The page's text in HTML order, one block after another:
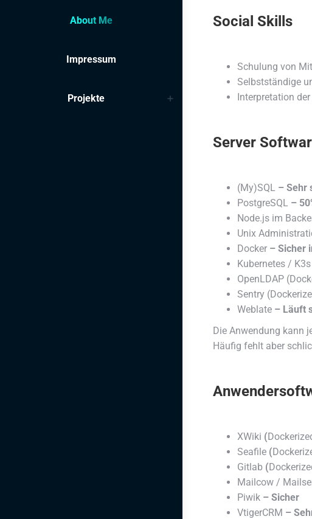
About Me
Impressum
Projekte
Social Skills
Schulung von
Selbstständige
Interpretation
Server
(My)SQL – Sehr
PostgreSQL –
Node.js im
Unix
Docker – Sicher
Kubernetes /
OpenLDAP
Sentry
Weblate – Läuft
Die Anwendung kann
Häufig fehlt aber
XWiki (
Seafile (
Gitlab (
Mailcow /
Piwik – Sicher
VtigerCRM –